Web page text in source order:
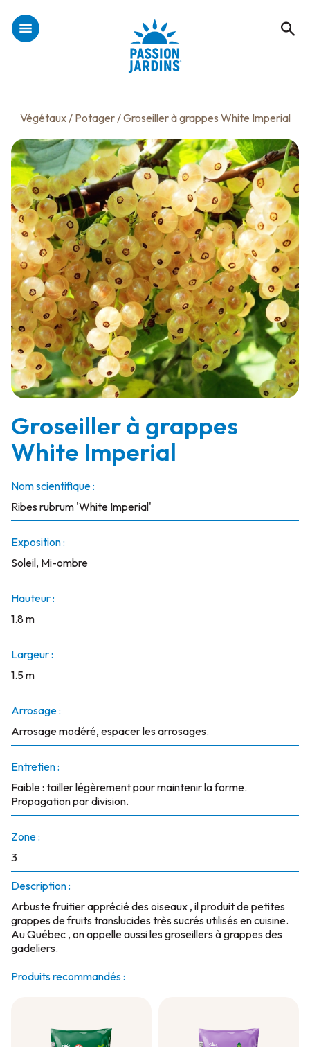
Végétaux/ Potager/ Groseiller à grappes White Imperial
Groseiller à grappes
White Imperial
Nom scientifique :
Ribes rubrum 'White Imperial'
Exposition :
Soleil, Mi-ombre
Hauteur :
1.8 m
Largeur :
1.5 m
Arrosage :
Arrosage modéré, espacer les arrosages.
Entretien :
Faible : tailler légèrement pour maintenir la forme.
Propagation par division.
Zone :
3
Description :
Arbuste fruitier apprécié des oiseaux , il produit de petites
grappes de fruits translucides très sucrés utilisés en cuisine.
Au Québec , on appelle aussi les groseillers à grappes des
gadeliers.
Produits recommandés :